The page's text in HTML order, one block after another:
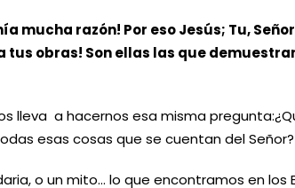
mucha razón! Por eso Jesús; Tu,
tus obras! Son ellas las que
lleva a hacernos esa misma pregunta:
esas cosas que se cuentan del Señor?
o un mito… lo que encontramos en los